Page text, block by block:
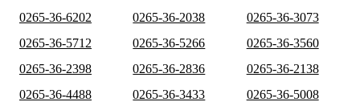
0265-36-6202
0265-36-2038
0265-36-3073
0265-36-5712
0265-36-5266
0265-36-3560
0265-36-2398
0265-36-2836
0265-36-2138
0265-36-4488
0265-36-3433
0265-36-5008